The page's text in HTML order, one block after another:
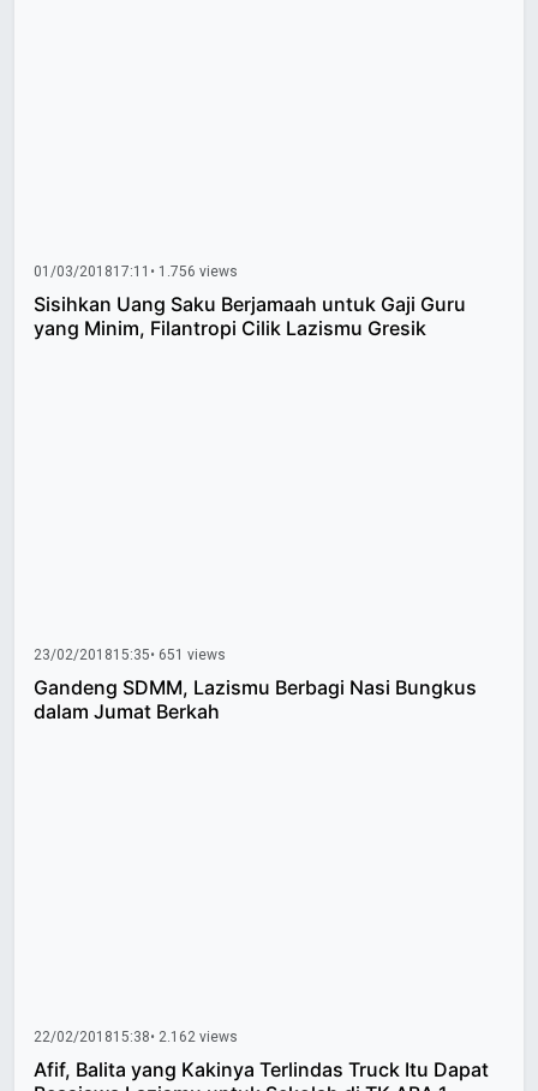
01/03/201817:11 • 1.756 views
Sisihkan Uang Saku Berjamaah untuk Gaji Guru
yang Minim, Filantropi Cilik Lazismu Gresik
23/02/201815:35• 651 views
Gandeng SDMM, Lazismu Berbagi Nasi Bungkus
dalam Jumat Berkah
22/02/201815:38• 2.162 views
Afif, Balita yang Kakinya Terlindas Truck Itu Dapat